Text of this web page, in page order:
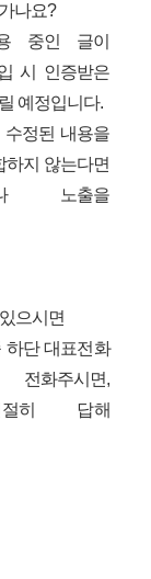
나요?
중인 글이
시 인증받은
예정입니다.
정된 내용을
지 않는다면
나 노출을
으시면
하단 대표전화
전화주시면,
히 답해